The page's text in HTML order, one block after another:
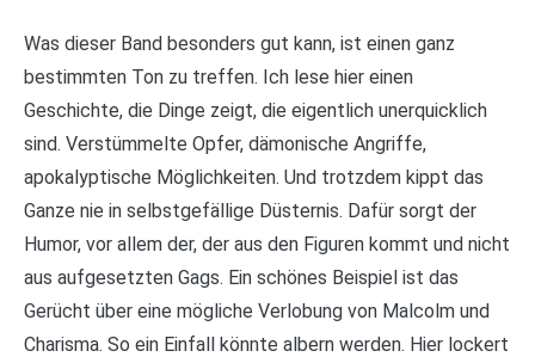
Was dieser Band besonders gut kann, ist einen ganz
bestimmten Ton zu treffen. Ich lese hier einen
Geschichte, die Dinge zeigt, die eigentlich unerquicklich
sind. Verstümmelte Opfer, dämonische Angriffe,
apokalyptische Möglichkeiten. Und trotzdem kippt das
Ganze nie in selbstgefällige Düsternis. Dafür sorgt der
Humor, vor allem der, der aus den Figuren kommt und nicht
aus aufgesetzten Gags. Ein schönes Beispiel ist das
Gerücht über eine mögliche Verlobung von Malcolm und
Charisma. So ein Einfall könnte albern werden. Hier lockert